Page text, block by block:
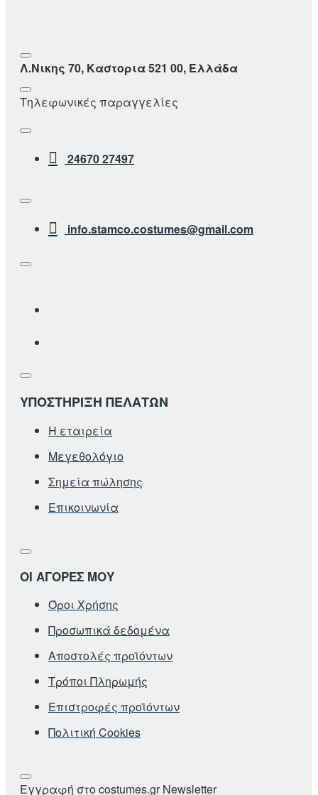
Λ.Νικης 70, Καστορια 521 00, Ελλάδα
Τηλεφωνικές παραγγελίες
24670 27497
info.stamco.costumes@gmail.com
ΥΠΟΣΤΗΡΙΞΗ ΠΕΛΑΤΩΝ
Η εταιρεία
Μεγεθολόγιο
Σημεία πώλησης
Επικοινωνία
ΟΙ ΑΓΟΡΕΣ ΜΟΥ
Όροι Χρήσης
Προσωπικά δεδομένα
Αποστολές προϊόντων
Τρόποι Πληρωμής
Επιστροφές προϊόντων
Πολιτική Cookies
Εγγραφή στο costumes.gr Newsletter